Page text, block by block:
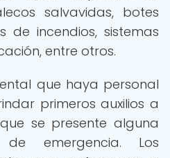
salvavidas, botes
de incendios, sistemas
entre otros.
que haya personal
primeros auxilios a
se presente alguna
emergencia. Los